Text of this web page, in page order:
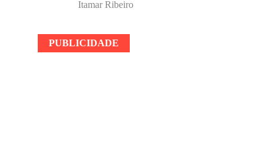
Itamar Ribeiro
PUBLICIDADE